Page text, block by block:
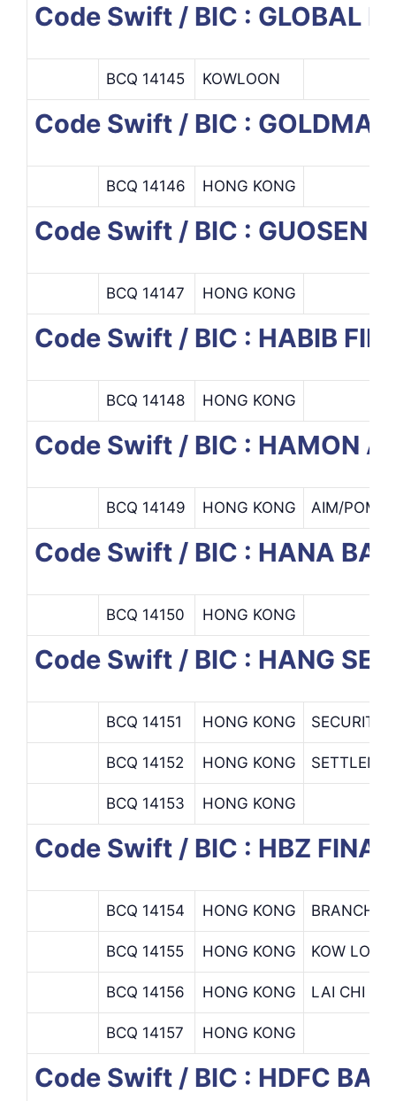
Code Swift / BIC : GLOBAL
BCQ 14145 KOWLOON
Code Swift / BIC :
BCQ 14146 HONG KONG
Code Swift / BIC : GUOSEN
BCQ 14147 HONG KONG
Code Swift / BIC : HABIB
BCQ 14148 HONG KONG
Code Swift / BIC : HAMON
BCQ 14149 HONG KONG AIM/POMS
Code Swift / BIC : HANA
BCQ 14150 HONG KONG
Code Swift / BIC : HANG
BCQ 14151 HONG KONG
BCQ 14152 HONG KONG
BCQ 14153 HONG KONG
Code Swift / BIC : HBZ
BCQ 14154 HONG KONG BRANCH
BCQ 14155 HONG KONG KOW
BCQ 14156 HONG KONG LAI CHI
BCQ 14157 HONG KONG
Code Swift / BIC : HDFC